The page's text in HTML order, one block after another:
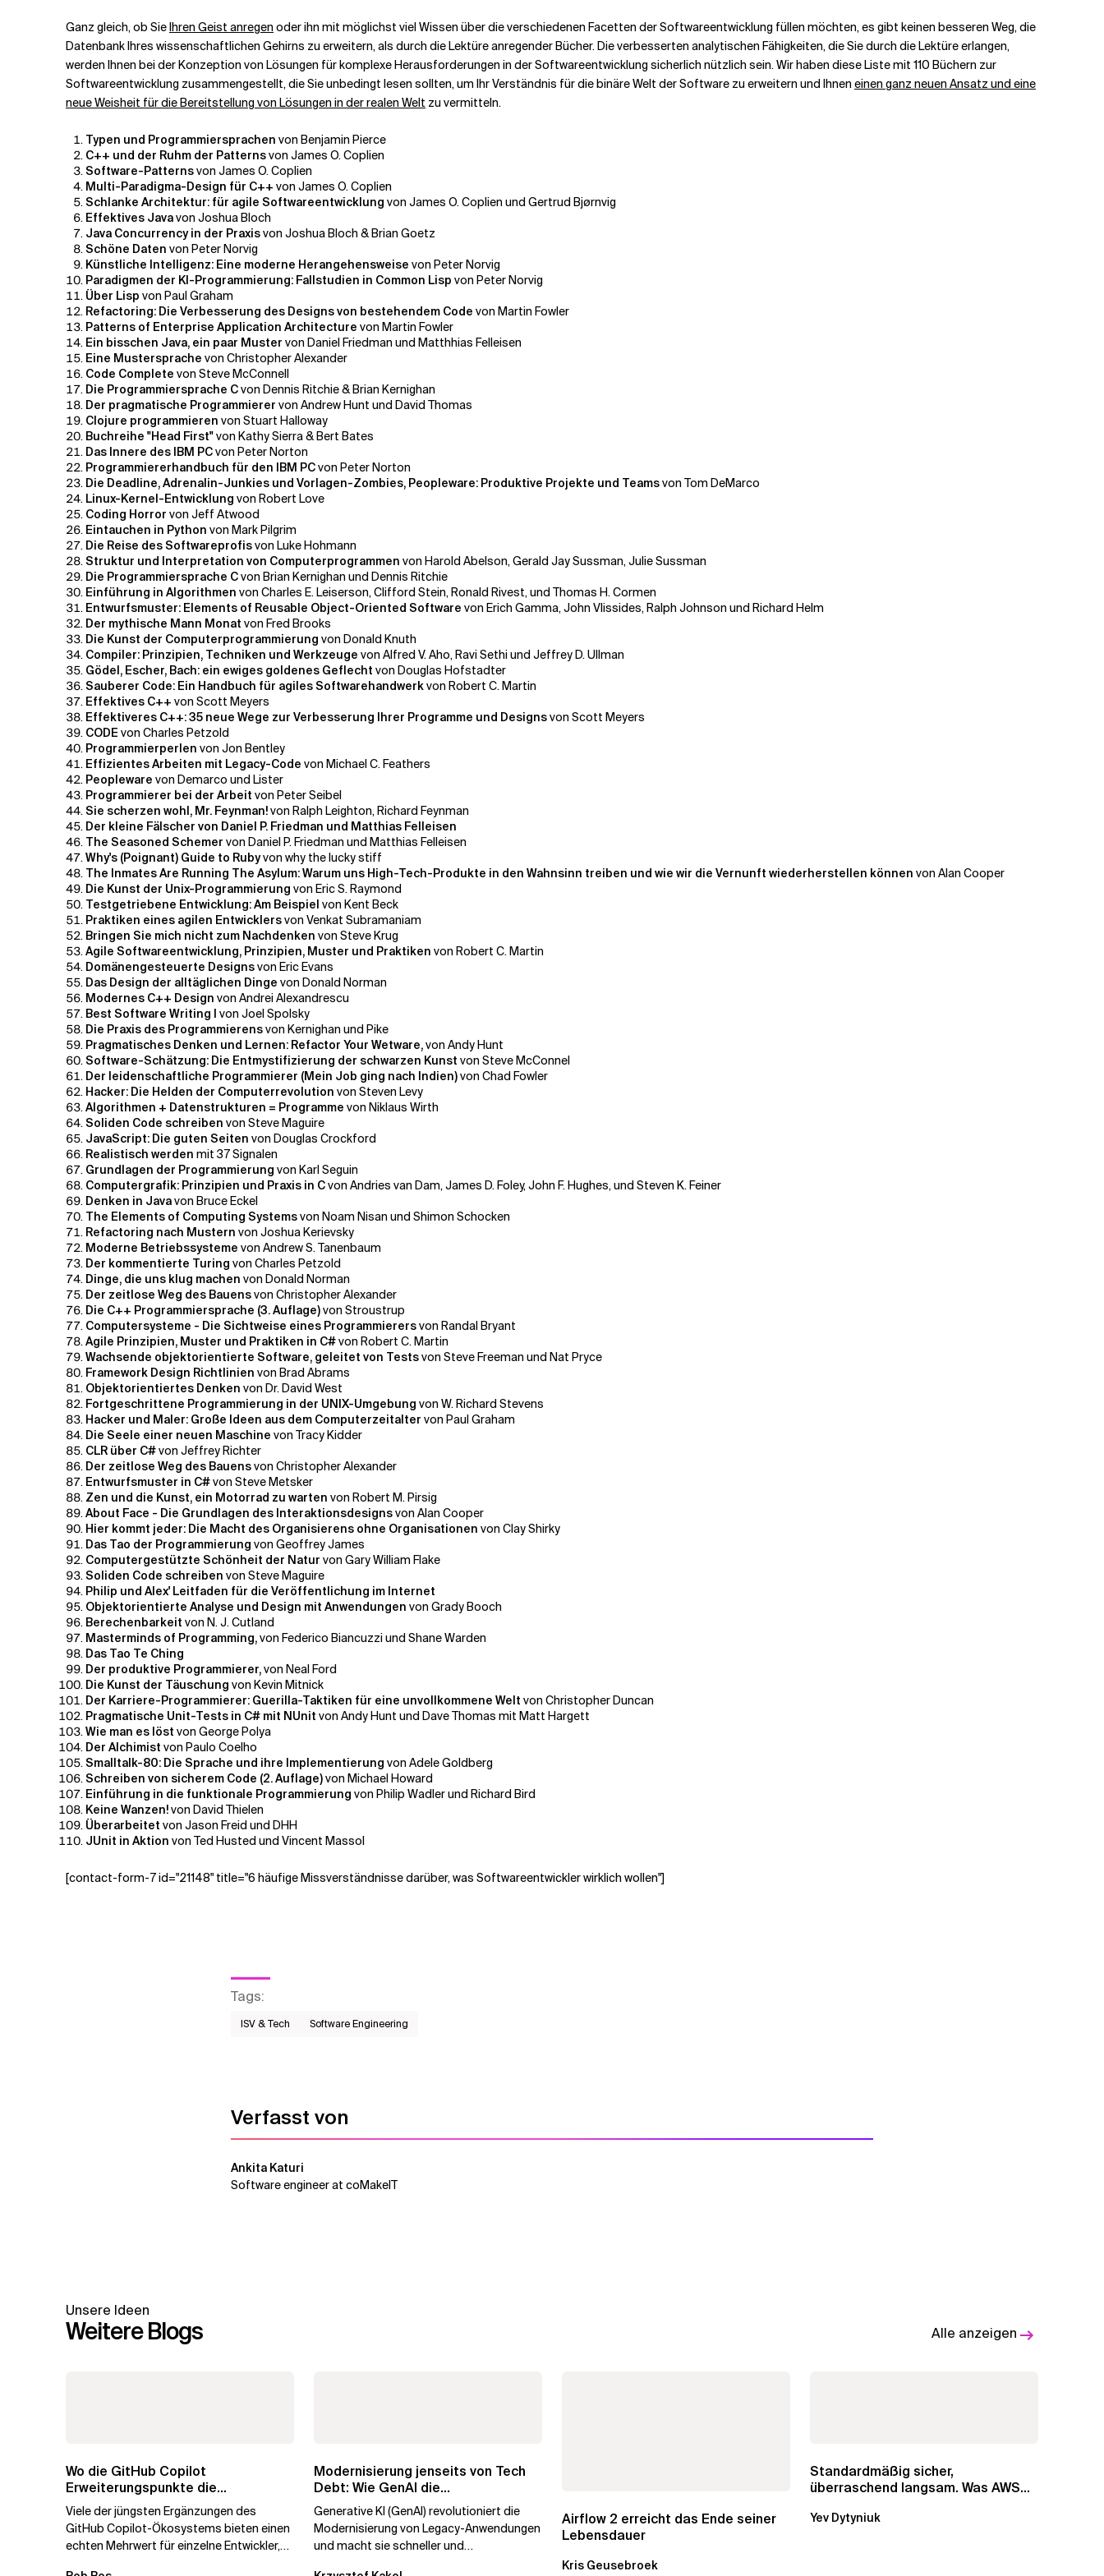
Verwandte Themen
Ganz gleich, ob SieIhren Geist anregen oder ihn mit möglichst viel Wissen über die verschiedenen Facetten der Softwareentwicklung füllen möchten, es gibt keinen besseren Weg, die
Datenbank Ihres wissenschaftlichen Gehirns zu erweitern, als durch die Lektüre anregender Bücher. Die verbesserten analytischen Fähigkeiten, die Sie durch die Lektüre erlangen,
werden Ihnen bei derKonzeption von Lösungen für komplexe Herausforderungen in der Softwareentwicklung sicherlich nützlich sein. Wir haben diese Liste mit 110 Büchern zur
Softwareentwicklung zusammengestellt, die Sie unbedingt lesen sollten, um Ihr Verständnis für die binäre Welt der Software zu erweitern und Ihnen einen ganz neuen Ansatz und eine
neue Weisheit für die Bereitstellung von Lösungen in der realen Welt zu vermitteln.
Typen und Programmiersprachen von Benjamin Pierce
C++ und der Ruhm der Patternsvon James O. Coplien
Software-Patternsvon James O. Coplien
Multi-Paradigma-Design für C++ von James O. Coplien
Schlanke Architektur: für agile Softwareentwicklung von James O. Coplien und Gertrud Bjørnvig
Effektives Javavon Joshua Bloch
Java Concurrency in der Praxisvon Joshua Bloch & Brian Goetz
Schöne Daten von Peter Norvig
Künstliche Intelligenz: Eine moderne Herangehensweise von Peter Norvig
Paradigmen der KI-Programmierung: Fallstudien in Common Lisp von Peter Norvig
Über Lisp von Paul Graham
Refactoring: Die Verbesserung des Designs von bestehendem Code von Martin Fowler
Patterns of Enterprise Application Architecture von Martin Fowler
Ein bisschen Java, ein paar Muster von Daniel Friedman und Matthhias Felleisen
Eine Mustersprache von Christopher Alexander
Code Complete von Steve McConnell
Die Programmiersprache Cvon Dennis Ritchie & Brian Kernighan
Der pragmatische Programmierer von Andrew Hunt und David Thomas
Clojure programmieren von Stuart Halloway
Buchreihe "Head First"von Kathy Sierra & Bert Bates
Das Innere des IBM PCvon Peter Norton
Programmiererhandbuch für den IBM PCvon Peter Norton
Die Deadline, Adrenalin-Junkies und Vorlagen-Zombies, Peopleware: Produktive Projekte und Teamsvon Tom DeMarco
Linux-Kernel-Entwicklung von Robert Love
Coding Horror von Jeff Atwood
Eintauchen in Python von Mark Pilgrim
Die Reise des Softwareprofisvon Luke Hohmann
Struktur und Interpretation von Computerprogrammen von Harold Abelson, Gerald Jay Sussman, Julie Sussman
Die Programmiersprache Cvon Brian Kernighan und Dennis Ritchie
Einführung in Algorithmen von Charles E. Leiserson, Clifford Stein, Ronald Rivest, und Thomas H. Cormen
Entwurfsmuster: Elements of Reusable Object-Oriented Software von Erich Gamma, John Vlissides, Ralph Johnson und Richard Helm
Der mythische Mann Monat von Fred Brooks
Die Kunst der Computerprogrammierung von Donald Knuth
Compiler: Prinzipien, Techniken und Werkzeuge von Alfred V. Aho, Ravi Sethi und Jeffrey D. Ullman
Gödel, Escher, Bach: ein ewiges goldenes Geflecht von Douglas Hofstadter
Sauberer Code: Ein Handbuch für agiles Softwarehandwerkvon Robert C. Martin
Effektives C++ von Scott Meyers
Effektiveres C++: 35 neue Wege zur Verbesserung Ihrer Programme und Designsvon Scott Meyers
CODE von Charles Petzold
Programmierperlen von Jon Bentley
Effizientes Arbeiten mit Legacy-Code von Michael C. Feathers
Peopleware von Demarco und Lister
Programmierer bei der Arbeit von Peter Seibel
Sie scherzen wohl, Mr. Feynman!von Ralph Leighton, Richard Feynman
Der kleine Fälscher von Daniel P. Friedman und Matthias Felleisen
The Seasoned Schemer von Daniel P. Friedman und Matthias Felleisen
Why's (Poignant) Guide to Rubyvon why the lucky stiff
The Inmates Are Running The Asylum: Warum uns High-Tech-Produkte in den Wahnsinn treiben und wie wir die Vernunft wiederherstellen können von Alan Cooper
Die Kunst der Unix-Programmierung von Eric S. Raymond
Testgetriebene Entwicklung: Am Beispiel von Kent Beck
Praktiken eines agilen Entwicklersvon Venkat Subramaniam
Bringen Sie mich nicht zum Nachdenken von Steve Krug
Agile Softwareentwicklung, Prinzipien, Muster und Praktiken von Robert C. Martin
Domänengesteuerte Designsvon Eric Evans
Das Design der alltäglichen Dinge von Donald Norman
Modernes C++ Design von Andrei Alexandrescu
Best Software Writing I von Joel Spolsky
Die Praxis des Programmierensvon Kernighan und Pike
Pragmatisches Denken und Lernen: Refactor Your Wetware,von Andy Hunt
Software-Schätzung: Die Entmystifizierung der schwarzen Kunst von Steve McConnel
Der leidenschaftliche Programmierer (Mein Job ging nach Indien)von Chad Fowler
Hacker: Die Helden der Computerrevolution von Steven Levy
Algorithmen + Datenstrukturen = Programme von Niklaus Wirth
Soliden Code schreiben von Steve Maguire
JavaScript: Die guten Seiten von Douglas Crockford
Realistisch werden mit 37 Signalen
Grundlagen der Programmierung von Karl Seguin
Computergrafik: Prinzipien und Praxis in Cvon Andries van Dam, James D. Foley, John F. Hughes, und Steven K. Feiner
Denken in Javavon Bruce Eckel
The Elements of Computing Systemsvon Noam Nisan und Shimon Schocken
Refactoring nach Mustern von Joshua Kerievsky
Moderne Betriebssysteme von Andrew S. Tanenbaum
Der kommentierte Turing von Charles Petzold
Dinge, die uns klug machen von Donald Norman
Der zeitlose Weg des Bauensvon Christopher Alexander
Die C++ Programmiersprache (3. Auflage)von Stroustrup
Computersysteme - Die Sichtweise eines Programmierersvon Randal Bryant
Agile Prinzipien, Muster und Praktiken in C#von Robert C. Martin
Wachsende objektorientierte Software, geleitet von Testsvon Steve Freeman und Nat Pryce
Framework Design Richtlinien von Brad Abrams
Objektorientiertes Denken von Dr. David West
Fortgeschrittene Programmierung in der UNIX-Umgebung von W. Richard Stevens
Hacker und Maler: Große Ideen aus dem Computerzeitalter von Paul Graham
Die Seele einer neuen Maschine von Tracy Kidder
CLR über C#von Jeffrey Richter
Der zeitlose Weg des Bauensvon Christopher Alexander
Entwurfsmuster in C#von Steve Metsker
Zen und die Kunst, ein Motorrad zu warten von Robert M. Pirsig
About Face - Die Grundlagen des Interaktionsdesignsvon Alan Cooper
Hier kommt jeder: Die Macht des Organisierens ohne Organisationen von Clay Shirky
Das Tao der Programmierung von Geoffrey James
Computergestützte Schönheit der Natur von Gary William Flake
Soliden Code schreiben von Steve Maguire
Philip und Alex' Leitfaden für die Veröffentlichung im Internet
Objektorientierte Analyse und Design mit Anwendungen von Grady Booch
Berechenbarkeit von N. J. Cutland
Masterminds of Programming,von Federico Biancuzzi und Shane Warden
Das Tao Te Ching
Der produktive Programmierer,von Neal Ford
Die Kunst der Täuschung von Kevin Mitnick
Der Karriere-Programmierer: Guerilla-Taktiken für eine unvollkommene Welt von Christopher Duncan
Pragmatische Unit-Tests in C# mit NUnit von Andy Hunt und Dave Thomas mit Matt Hargett
Wie man es löst von George Polya
Der Alchimist von Paulo Coelho
Smalltalk-80: Die Sprache und ihre Implementierung von Adele Goldberg
Schreiben von sicherem Code (2. Auflage)von Michael Howard
Einführung in die funktionale Programmierung von Philip Wadler und Richard Bird
Keine Wanzen!von David Thielen
Überarbeitet von Jason Freid und DHH
JUnit in Aktion von Ted Husted und Vincent Massol
[contact-form-7 id="21148" title="6 häufige Missverständnisse darüber, was Softwareentwickler wirklich wollen"]
Tags:
ISV & Tech Software Engineering
Verfasst von
Ankita Katuri
Software engineer at coMakeIT
Unsere Ideen
Weitere Blogs Alle anzeigen
Wo die GitHub Copilot
Erweiterungspunkte die
Governance brechen
Viele der jüngsten Ergänzungen des
GitHub Copilot-Ökosystems bieten einen
echten Mehrwert für einzelne Entwickler,
Modernisierung jenseits von Tech
Debt: Wie GenAI die
Unternehmenstransformation...
Generative KI (GenAI) revolutioniert die
Modernisierung von Legacy-Anwendungen
und macht sie schneller und
Airflow 2 erreicht das Ende seiner
Lebensdauer
Kris Geusebroek
Standardmäßig sicher,
überraschend langsam. Was AWS
Yev Dytyniuk